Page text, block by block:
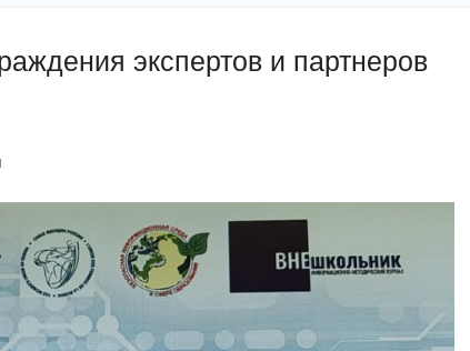
экспертов и партнеров